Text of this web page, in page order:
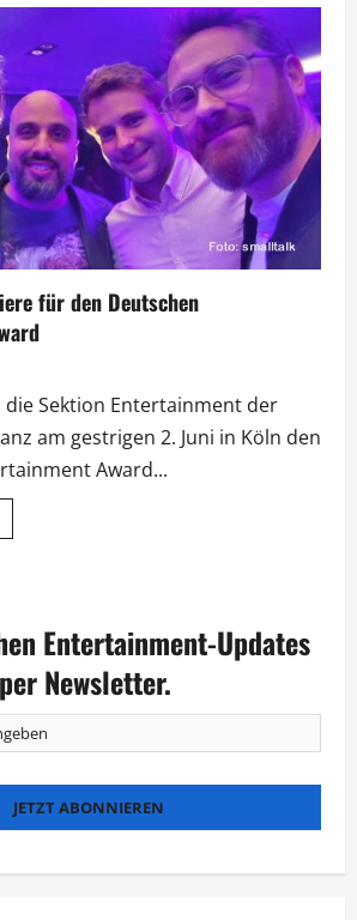
für den Deutschen
die Sektion Entertainment der
am gestrigen 2. Juni in Köln den
Award...
Award
Entertainment-Updates
Newsletter.